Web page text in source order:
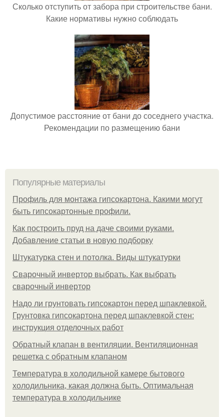
Сколько отступить от забора при строительстве бани.
Какие нормативы нужно соблюдать
Допустимое расстояние от бани до соседнего участка.
Рекомендации по размещению бани
Популярные материалы
Профиль для монтажа гипсокартона. Какими могут
быть гипсокартонные профили.
Как построить пруд на даче своими руками.
Добавление статьи в новую подборку
Штукатурка стен и потолка. Виды штукатурки
Сварочный инвертор выбрать. Как выбрать
сварочный инвертор
Надо ли грунтовать гипсокартон перед шпаклевкой.
Грунтовка гипсокартона перед шпаклевкой стен:
инструкция отделочных работ
Обратный клапан в вентиляции. Вентиляционная
решетка с обратным клапаном
Температура в холодильной камере бытового
холодильника, какая должна быть. Оптимальная
температура в холодильнике